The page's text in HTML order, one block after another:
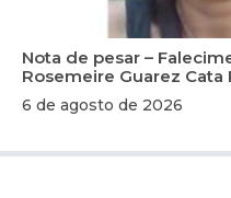
Nota de pesar –
Rosemeire Guarez Cata
6 de agosto de 2026